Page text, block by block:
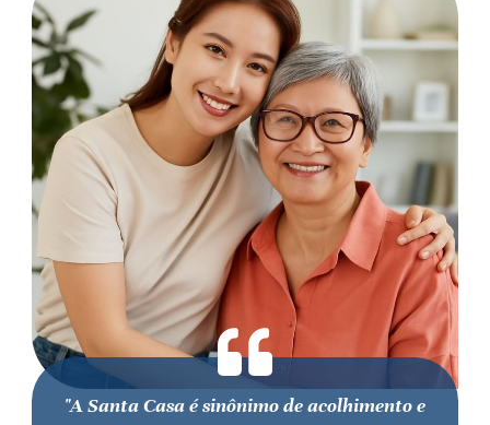
"A Santa Casa é sinônimo de acolhimento e